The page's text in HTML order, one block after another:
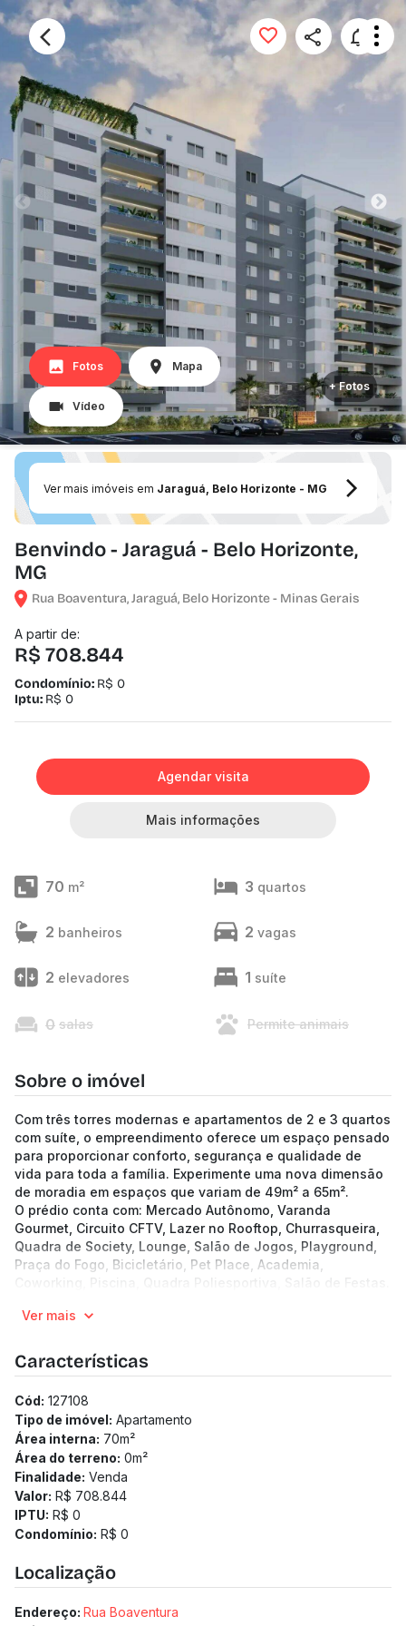
Fotos Mapa
Vídeo
+ Fotos
Ver mais imóveis em Jaraguá, Belo Horizonte - MG
Benvindo - Jaraguá - Belo Horizonte,
MG
Rua Boaventura, Jaraguá, Belo Horizonte - Minas Gerais
A partir de:
R$ 708.844
Condomínio: R$ 0
Iptu: R$ 0
Agendar visita
Mais informações
70 m² 3 quartos
2 banheiros 2 vagas
2 elevadores 1 suíte
0 salas Permite animais
Sobre o imóvel
Com três torres modernas e apartamentos de 2 e 3 quartos
com suíte, o empreendimento oferece um espaço pensado
para proporcionar conforto, segurança e qualidade de
vida para toda a família. Experimente uma nova dimensão
de moradia em espaços que variam de 49m² a 65m².
O prédio conta com: Mercado Autônomo, Varanda
Gourmet, Circuito CFTV, Lazer no Rooftop, Churrasqueira,
Quadra de Society, Lounge, Salão de Jogos, Playground,
Praça do Fogo, Bicicletário, Pet Place, Academia,
Coworking, Piscina, Quadra Poliesportiva, Salão de Festas.
Apartamentos de 48.39 a 85.08 m²
1 a 2 vagas
Previsão de entrega: 30/11/2026
Ver mais
Características
Cód: 127108
Tipo de imóvel: Apartamento
Área interna: 70m²
Área do terreno: 0m²
Finalidade: Venda
Valor: R$ 708.844
IPTU: R$ 0
Condomínio: R$ 0
Localização
Endereço: Rua Boaventura